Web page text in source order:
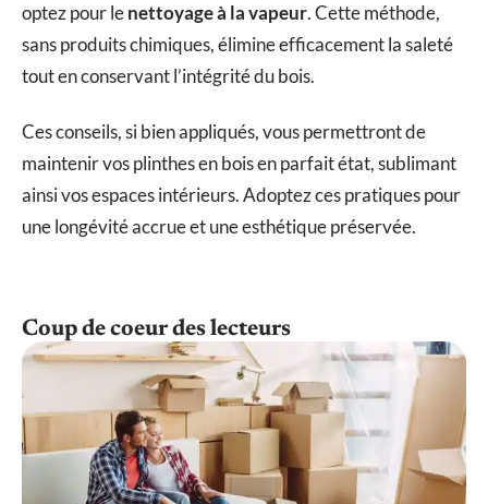
optez pour lenettoyage à la vapeur. Cette méthode,
sans produits chimiques, élimine efficacement la saleté
tout en conservant l’intégrité du bois.
Ces conseils, si bien appliqués, vous permettront de
maintenir vos plinthes en bois en parfait état, sublimant
ainsi vos espaces intérieurs. Adoptez ces pratiques pour
une longévité accrue et une esthétique préservée.
Coup de coeur des lecteurs